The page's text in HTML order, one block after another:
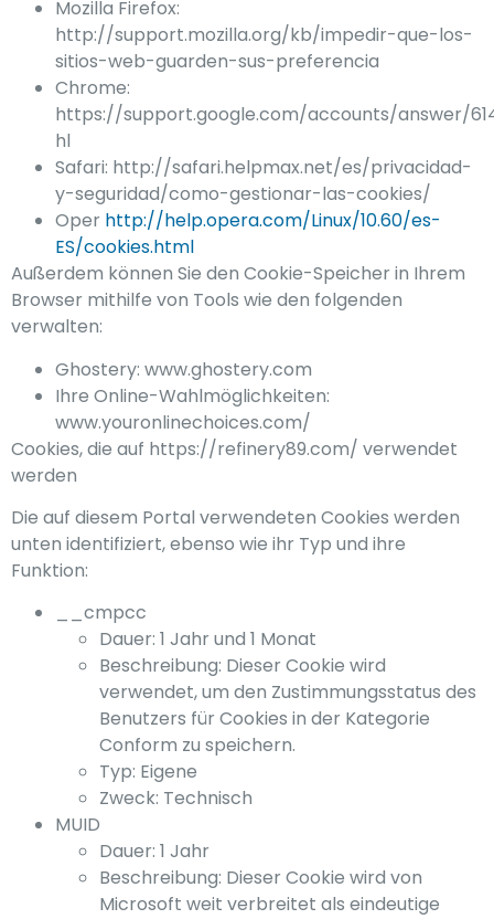
Mozilla Firefox:
http://support.mozilla.org/kb/impedir-que-los-
sitios-web-guarden-sus-preferencia
Chrome:
https://support.google.com/accounts/answer/
hl
Safari: http://safari.helpmax.net/es/privacidad-
y-seguridad/como-gestionar-las-cookies/
Oper http://help.opera.com/Linux/10.60/es-
ES/cookies.html
Außerdem können Sie den Cookie-Speicher in Ihrem
Browser mithilfe von Tools wie den folgenden
verwalten:
Ghostery: www.ghostery.com
Ihre Online-Wahlmöglichkeiten:
www.youronlinechoices.com/
Cookies, die auf https://refinery89.com/ verwendet
werden
Die auf diesem Portal verwendeten Cookies werden
unten identifiziert, ebenso wie ihr Typ und ihre
Funktion:
__cmpcc
Dauer: 1 Jahr und 1 Monat
Beschreibung: Dieser Cookie wird
verwendet, um den Zustimmungsstatus des
Benutzers für Cookies in der Kategorie
Conform zu speichern.
Typ: Eigene
Zweck: Technisch
MUID
Dauer: 1 Jahr
Beschreibung: Dieser Cookie wird von
Microsoft weit verbreitet als eindeutige